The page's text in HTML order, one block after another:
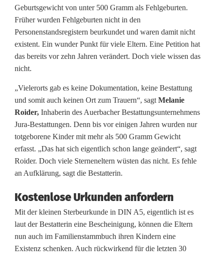
e
r
k
ö
n
e
n
G
e
b
u
r
t
Geburtsgewicht von unter 500 Gramm als Fehlgeburten.
Früher wurden Fehlgeburten nicht in den
Personenstandsregistern beurkundet und waren damit nicht
existent. Ein wunder Punkt für viele Eltern. Eine Petition hat
das bereits vor zehn Jahren verändert. Doch viele wissen das
nicht.
„Vielerorts gab es keine Dokumentation, keine Bestattung
und somit auch keinen Ort zum Trauern“, sagt Melanie
Roider, Inhaberin des Auerbacher Bestattungsunternehmens
Jura-Bestattungen. Denn bis vor einigen Jahren wurden nur
totgeborene Kinder mit mehr als 500 Gramm Gewicht
erfasst. „Das hat sich eigentlich schon lange geändert“, sagt
Roider. Doch viele Sterneneltern wüsten das nicht. Es fehle
an Aufklärung, sagt die Bestatterin.
Kostenlose Urkunden anfordern
Mit der kleinen Sterbeurkunde in DIN A5, eigentlich ist es
laut der Bestatterin eine Bescheinigung, können die Eltern
nun auch im Familienstammbuch ihren Kindern eine
Existenz schenken. Auch rückwirkend für die letzten 30